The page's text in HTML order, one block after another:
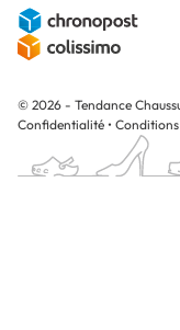
© 2026 - Tendance
Confidentialité •